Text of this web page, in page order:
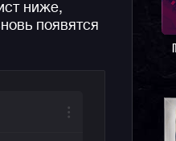
ниже,
появятся